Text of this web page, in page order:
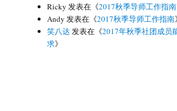
Ricky 发表在《2017秋季导师工作指南
Andy 发表在《2017秋季导师工作指南
笑八达 发表在《2017年秋季社团成员
求》